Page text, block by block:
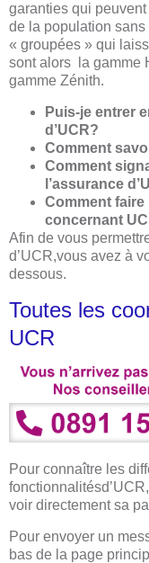
garanties qui
de la population sans
« groupées » qui
sont alors la gamme
gamme Zénith.
Puis-je entrer
d’UCR?
Comment
Comment
l’assurance
Comment
concernant
Afin de vous
d’UCR,vous avez à
dessous.
Toutes les
UCR
Pour connaître les
voir directement sa
Pour envoyer un
bas de la page